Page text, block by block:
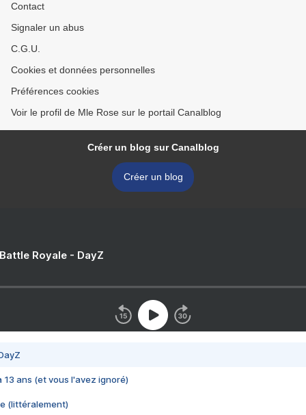
Contact
Signaler un abus
C.G.U.
Cookies et données personnelles
Préférences cookies
Voir le profil de Mle Rose sur le portail Canalblog
Créer un blog sur Canalblog
Créer un blog
Royale - DayZ
13 ans (et vous l'avez ignoré)
(littéralement)